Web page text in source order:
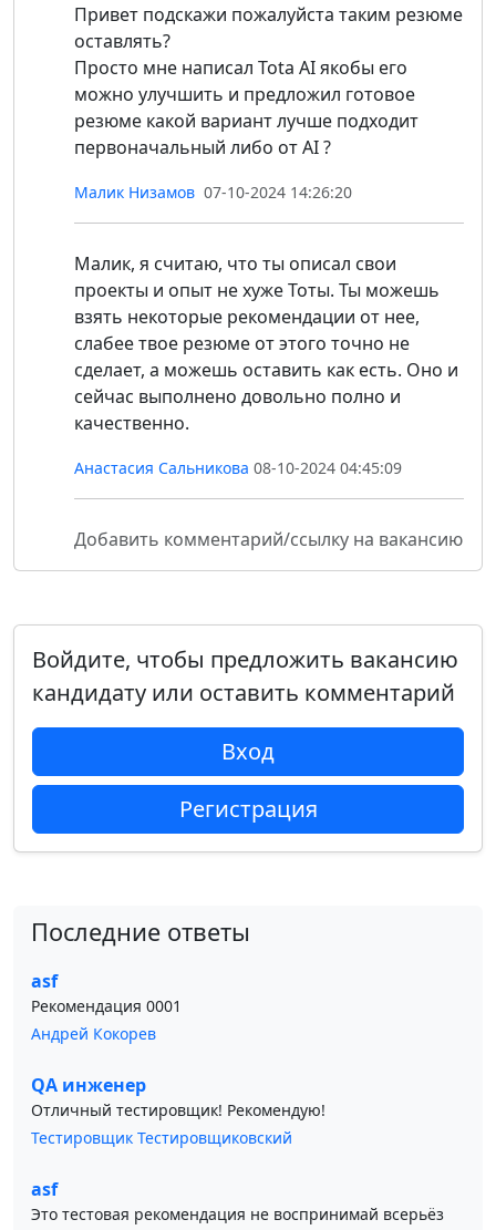
Привет подскажи пожалуйста таким резюме
оставлять?
Просто мне написал Tota AI якобы его
можно улучшить и предложил готовое
резюме какой вариант лучше подходит
первоначальный либо от AI ?
Малик Низамов 07-10-2024 14:26:20
Малик, я считаю, что ты описал свои
проекты и опыт не хуже Тоты. Ты можешь
взять некоторые рекомендации от нее,
слабее твое резюме от этого точно не
сделает, а можешь оставить как есть. Оно и
сейчас выполнено довольно полно и
качественно.
Анастасия Сальникова 08-10-2024 04:45:09
Добавить комментарий/ссылку на вакансию
Войдите, чтобы предложить вакансию
кандидату или оставить комментарий
Вход
Регистрация
Последние ответы
asf
Рекомендация 0001
Андрей Кокорев
QA инженер
Отличный тестировщик! Рекомендую!
Тестировщик Тестировщиковский
asf
Это тестовая рекомендация не воспринимай всерьёз